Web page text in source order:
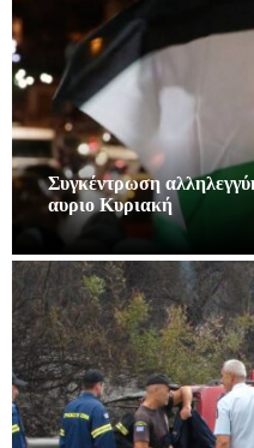
Συγκέντρωση
αυριο Κυριακή